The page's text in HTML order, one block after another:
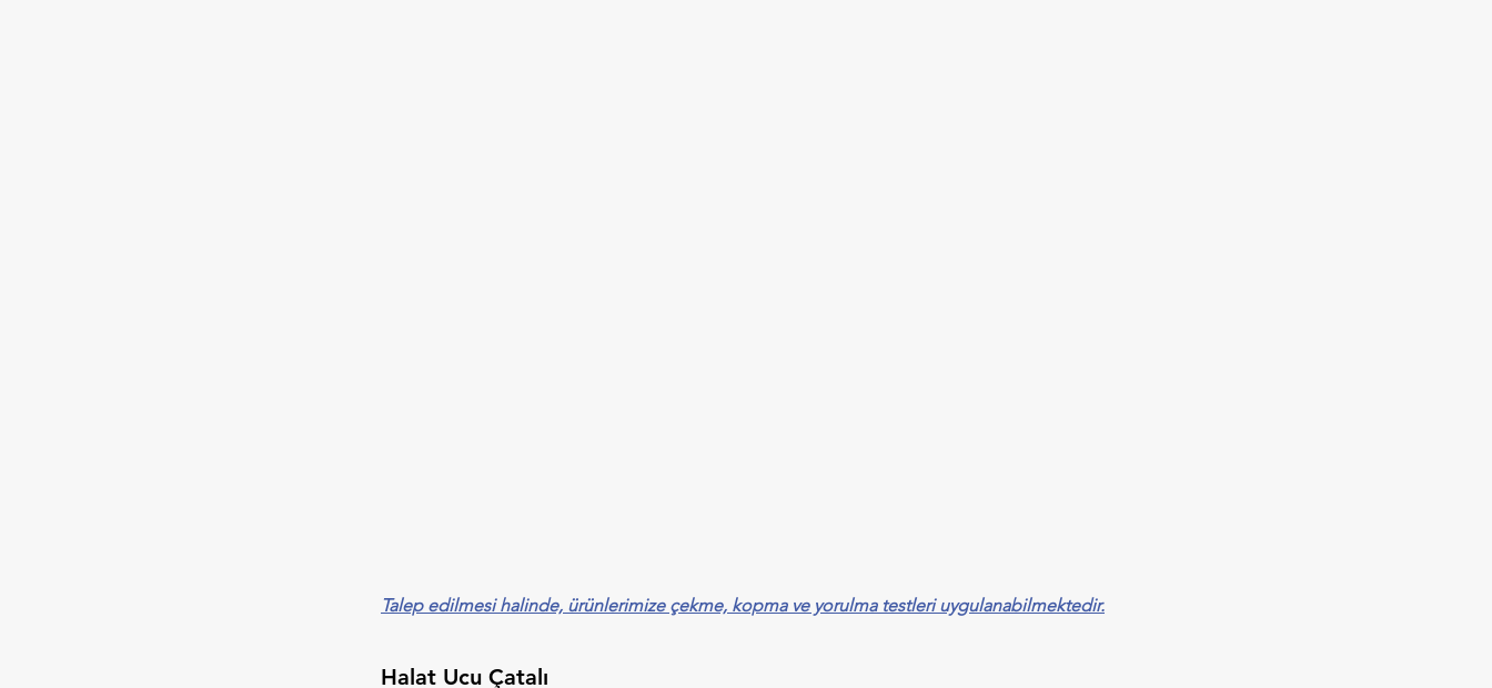
Talep edilmesi halinde, ürünlerimize çekme, kopma ve yorulma testleri uygulanabilmektedir.
Halat Ucu Çatalı